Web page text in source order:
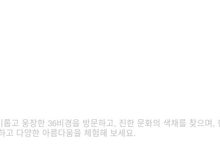
고 웅장한 36비경을 방문하고, 진한 문화의 색채를 찾으며
고 다양한 아름다움을 체험해 보세요.